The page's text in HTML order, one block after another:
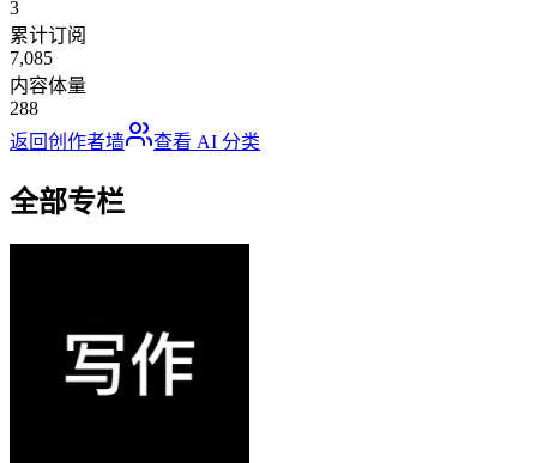
3
累计订阅
7,085
内容体量
288
返回创作者墙
查看 AI 分类
全部专栏